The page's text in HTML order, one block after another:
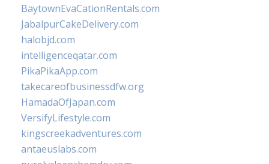
BaytownEvaCationRentals.com
JabalpurCakeDelivery.com
halobjd.com
intelligenceqatar.com
PikaPikaApp.com
takecareofbusinessdfw.org
HamadaOfJapan.com
VersifyLifestyle.com
kingscreekadventures.com
antaeuslabs.com